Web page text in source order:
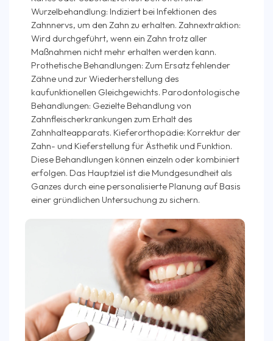
Wurzelbehandlung: Indiziert bei Infektionen des
Zahnnervs, um den Zahn zu erhalten. Zahnextraktion:
Wird durchgeführt, wenn ein Zahn trotz aller
Maßnahmen nicht mehr erhalten werden kann.
Prothetische Behandlungen: Zum Ersatz fehlender
Zähne und zur Wiederherstellung des
kaufunktionellen Gleichgewichts. Parodontologische
Behandlungen: Gezielte Behandlung von
Zahnfleischerkrankungen zum Erhalt des
Zahnhalteapparats. Kieferorthopädie: Korrektur der
Zahn- und Kieferstellung für Ästhetik und Funktion.
Diese Behandlungen können einzeln oder kombiniert
erfolgen. Das Hauptziel ist die Mundgesundheit als
Ganzes durch eine personalisierte Planung auf Basis
einer gründlichen Untersuchung zu sichern.